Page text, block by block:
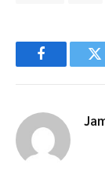
Facebook